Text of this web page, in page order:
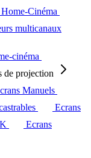
Cinéma
multicanaux
cinéma
de projection
Manuels
Ecrans
Ecrans